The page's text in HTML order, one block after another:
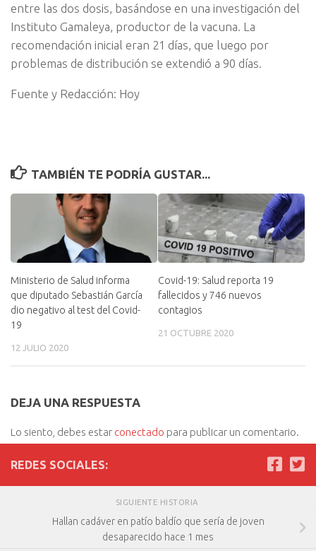
entre las dos dosis, basándose en una investigación del
Instituto Gamaleya, productor de la vacuna. La
recomendación inicial eran 21 días, que luego por
problemas de distribución se extendió a 90 días.
Fuente y Redacción: Hoy
TAMBIÉN TE PODRÍA GUSTAR...
Ministerio de Salud informa
que diputado Sebastián García
dio negativo al test del Covid-
19
12 JULIO 2020
Covid-19: Salud reporta 19
fallecidos y 746 nuevos
contagios
21 OCTUBRE 2020
DEJA UNA RESPUESTA
Lo siento, debes estar conectado para publicar un comentario.
REDES SOCIALES:
SIGUIENTE HISTORIA
Hallan cadáver en patío baldío que sería de joven
desaparecido hace 1 mes